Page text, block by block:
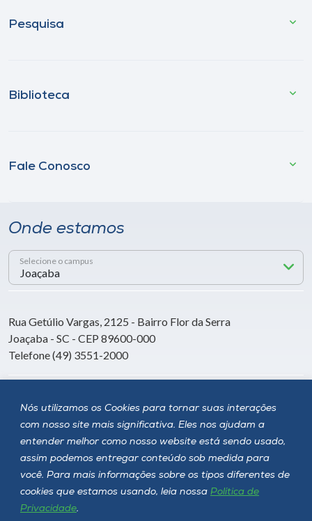
Nós utilizamos os Cookies para tornar suas interações
com nosso site mais significativa. Eles nos ajudam a
entender melhor como nosso website está sendo usado,
assim podemos entregar conteúdo sob medida para
você. Para mais informações sobre os tipos diferentes de
cookies que estamos usando, leia nossa Política de
Privacidade.
Pesquisa
Biblioteca
Fale Conosco
Onde estamos
Selecione o campus
Rua Getúlio Vargas, 2125 - Bairro Flor da Serra
Joaçaba - SC - CEP 89600-000
Telefone (49) 3551-2000
Siga a Unoesc